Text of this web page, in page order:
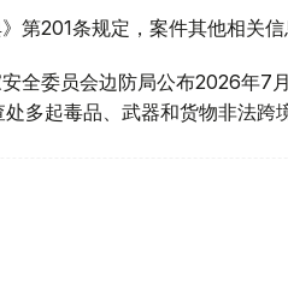
第201条规定，案件其他相关信
安全委员会边防局公布2026年7
多起毒品、武器和货物非法跨